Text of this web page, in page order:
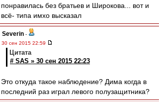
понравилась без братьев и Широкова... вот и
всё- типа имхо высказал
Severin -
30 сен 2015 22:59
Цитата
# SAS » 30 сен 2015 22:23
Это откуда такое наблюдение? Дима когда в
последний раз играл левого полузащитника?